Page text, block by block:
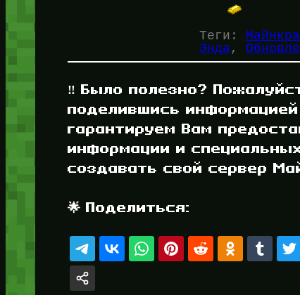
Теги:
Энда,
‼️ Было полезно?
поделившись
гарантируем Вам
информации и
создавать свой сервер
🌟 Поделиться: